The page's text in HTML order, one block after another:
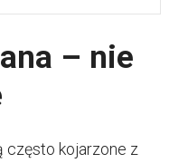
– nie
często kojarzone z